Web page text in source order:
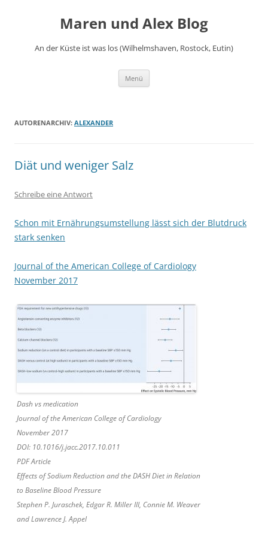
Maren und Alex Blog
An der Küste ist was los (Wilhelmshaven, Rostock, Eutin)
Menü
AUTORENARCHIV: ALEXANDER
Diät und weniger Salz
Schreibe eine Antwort
Schon mit Ernährungsumstellung lässt sich der Blutdruck
stark senken
Journal of the American College of Cardiology
November 2017
Dash vs medication
Journal of the American College of Cardiology
November 2017
DOI: 10.1016/j.jacc.2017.10.011
PDF Article
Effects of Sodium Reduction and the DASH Diet in Relation
to Baseline Blood Pressure
Stephen P. Juraschek, Edgar R. Miller III, Connie M. Weaver
and Lawrence J. Appel